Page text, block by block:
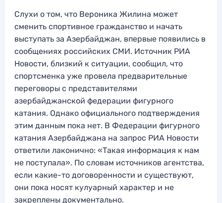
Слухи о том, что Вероника Жилина может
сменить спортивное гражданство и начать
выступать за Азербайджан, впервые появились в
сообщениях российских СМИ. Источник РИА
Новости, близкий к ситуации, сообщил, что
спортсменка уже провела предварительные
переговоры с представителями
азербайджанской федерации фигурного
катания. Однако официального подтверждения
этим данным пока нет. В Федерации фигурного
катания Азербайджана на запрос РИА Новости
ответили лаконично: «Такая информация к нам
не поступала». По словам источников агентства,
если какие-то договоренности и существуют,
они пока носят кулуарный характер и не
закреплены документально.